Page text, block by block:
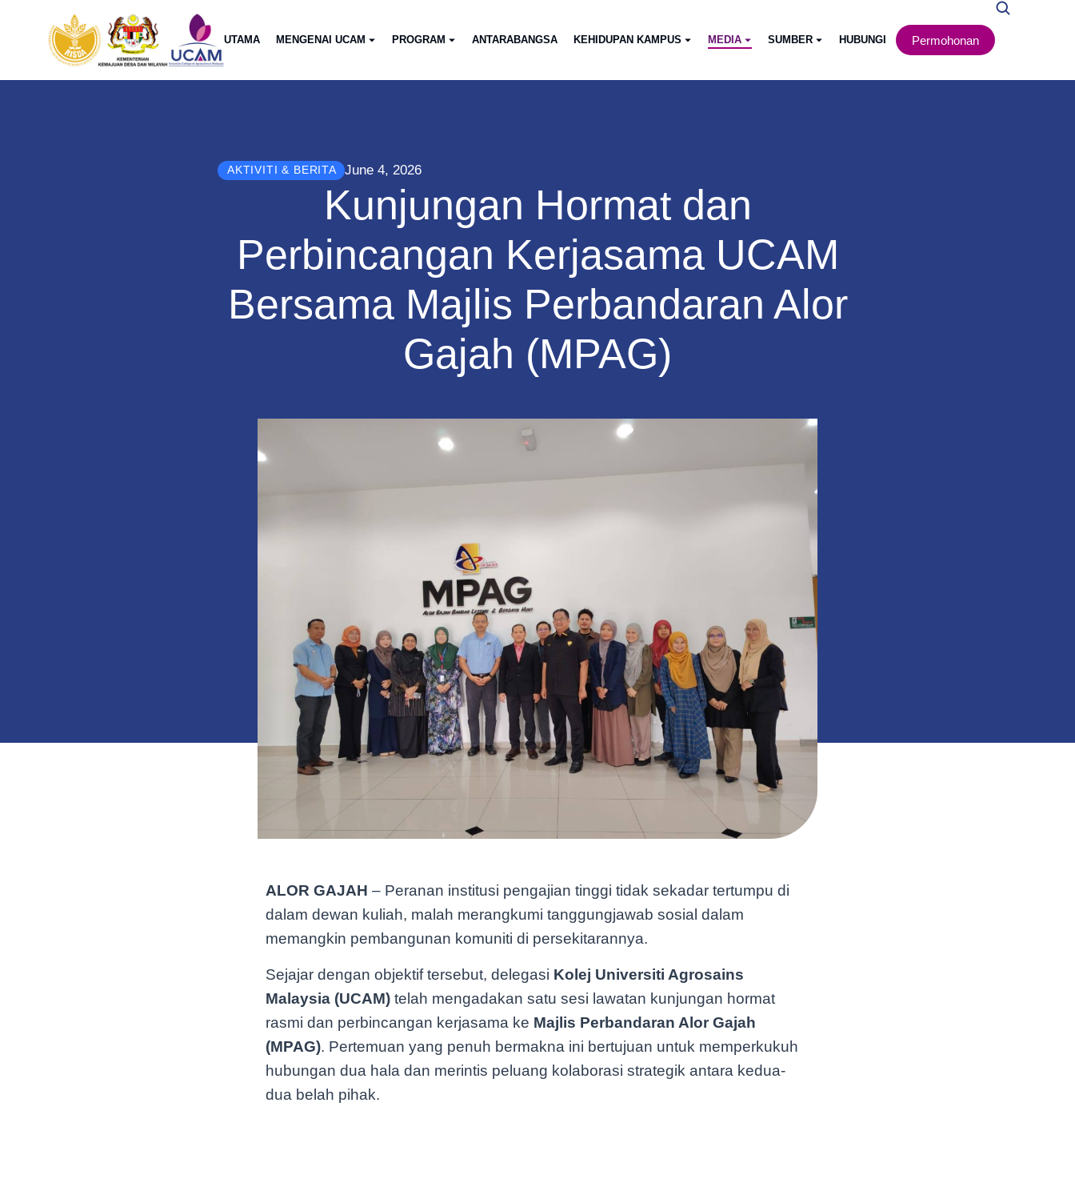
UTAMA MENGENAI UCAM PROGRAM ANTARABANGSA KEHIDUPAN KAMPUS MEDIA SUMBER HUBUNGI Permohonan
AKTIVITI & BERITA June 4, 2026
Kunjungan Hormat dan
Perbincangan Kerjasama UCAM
Bersama Majlis Perbandaran Alor
Gajah (MPAG)
ALOR GAJAH – Peranan institusi pengajian tinggi tidak sekadar tertumpu di
dalam dewan kuliah, malah merangkumi tanggungjawab sosial dalam
memangkin pembangunan komuniti di persekitarannya.
Sejajar dengan objektif tersebut, delegasi Kolej Universiti Agrosains
Malaysia (UCAM) telah mengadakan satu sesi lawatan kunjungan hormat
rasmi dan perbincangan kerjasama ke Majlis Perbandaran Alor Gajah
(MPAG). Pertemuan yang penuh bermakna ini bertujuan untuk memperkukuh
hubungan dua hala dan merintis peluang kolaborasi strategik antara kedua-
dua belah pihak.